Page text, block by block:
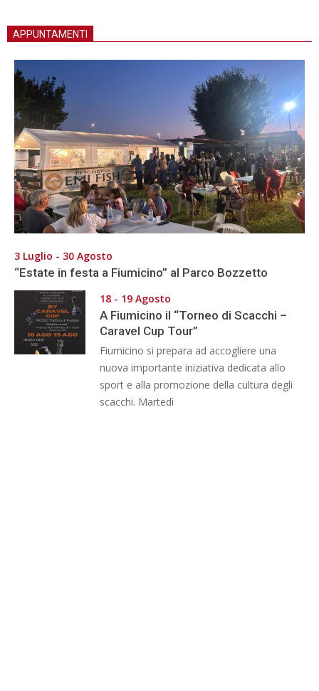
APPUNTAMENTI
3 Luglio - 30 Agosto
“Estate in festa a Fiumicino” al Parco Bozzetto
18 - 19 Agosto
A Fiumicino il “Torneo di Scacchi –
Caravel Cup Tour”
Fiumicino si prepara ad accogliere una
nuova importante iniziativa dedicata allo
sport e alla promozione della cultura degli
scacchi. Martedì